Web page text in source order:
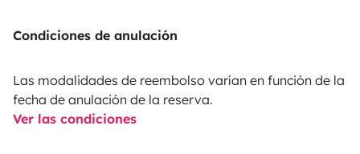
Condiciones de anulación
Las modalidades de reembolso varían en función de la
fecha de anulación de la reserva.
Ver las condiciones